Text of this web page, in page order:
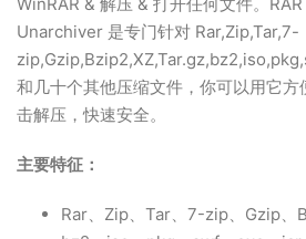
Unarchiver 是专门针对 Rar,Zip,Tar,7-
和几十个其他压缩文件，你可以用它方
击解压，快速安全。
主要特征：
Rar、Zip、Tar、7-zip、Gzip、